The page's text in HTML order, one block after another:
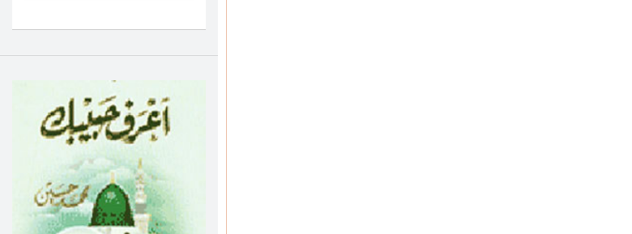
السابعة
من تراث الشيح محمد حسين
عيسى رحمه الله تهنئة بحلول
فِرق الشيعة وأهم أفكارها
جواز اخراج قيمة زكاة الفطر